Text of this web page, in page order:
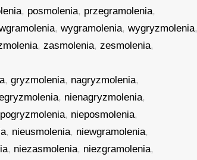
, posmolenia, przegramolenia,
,wygramolenia,wygryzmolenia,
,zasmolenia,zesmolenia,
,gryzmolenia, nagryzmolenia,
, nienagryzmolenia,
, nieposmolenia,
, nieusmolenia, niewgramolenia,
, niezasmolenia, niezgramolenia,